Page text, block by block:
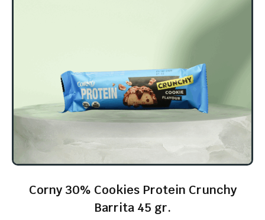
Corny 30% Cookies Protein Crunchy
Barrita 45 gr.